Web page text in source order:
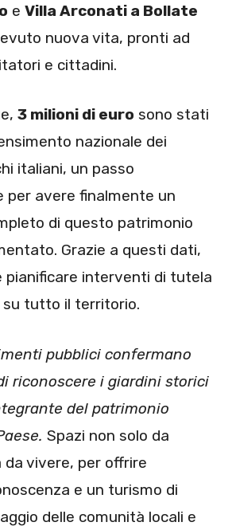
e Villa Arconati a Bollate
nuova vita, pronti ad
e cittadini.
3 milioni di euro sono stati
nazionale dei
italiani, un passo
per avere finalmente un
di questo patrimonio
Grazie a questi dati,
pianificare interventi di tutela
su tutto il territorio.
pubblici confermano
riconoscere i giardini storici
del patrimonio
Spazi non solo da
da vivere, per offrire
e un turismo di
delle comunità locali e